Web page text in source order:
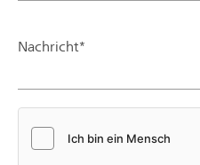
Nachricht*